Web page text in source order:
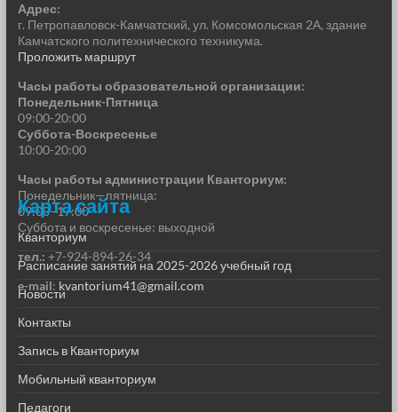
Адрес:
г. Петропавловск-Камчатский, ул. Комсомольская 2А, здание
Камчатского политехнического техникума.
Проложить маршрут
Часы работы образовательной организации:
Понедельник-Пятница
09:00-20:00
Суббота-Воскресенье
10:00-20:00
Часы работы администрации Кванториум:
Понедельник—пятница:
09:00–17:00
Суббота и воскресенье: выходной
тел.: +7-924-894-26-34
e-mail: kvantorium41@gmail.com
Карта сайта
Кванториум
Расписание занятий на 2025-2026 учебный год
Новости
Контакты
Запись в Кванториум
Мобильный кванториум
Педагоги